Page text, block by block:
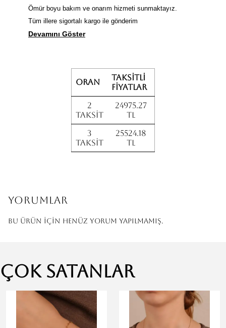
Ömür boyu bakım ve onarım hizmeti sunmaktayız.
Tüm illere sigortalı kargo ile gönderim
Devamını Göster
Oran
Taksitli
fiyatlar
2
Taksit
24975.27
TL
3
Taksit
25524.18
TL
Yorumlar
Bu ürün için henüz yorum yapılmamış.
Çok Satanlar